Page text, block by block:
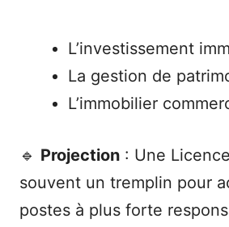
L’investissement
La gestion de
L’immobilier
🔹 Projection : Une
souvent un tremplin pour
postes à plus forte